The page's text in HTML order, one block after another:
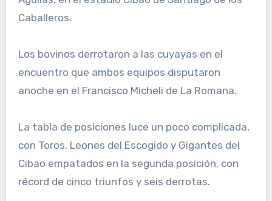
Caballeros.
Los bovinos derrotaron a las cuyayas en el
encuentro que ambos equipos disputaron
anoche en el Francisco Micheli de La Romana.
La tabla de posiciones luce un poco complicada,
con Toros, Leones del Escogido y Gigantes del
Cibao empatados en la segunda posición, con
récord de cinco triunfos y seis derrotas.